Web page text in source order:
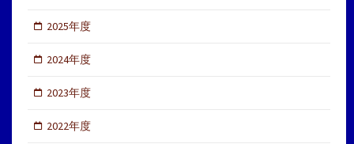
2025年度
2024年度
2023年度
2022年度